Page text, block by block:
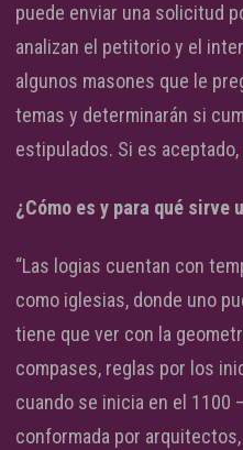
puede enviar una solicitud
analizan el petitorio y el
algunos masones que le
temas y determinarán si
estipulados. Si es
¿Cómo es y para qué sirve
“Las logias cuentan con
como iglesias, donde uno
tiene que ver con la
compases, reglas por los
cuando se inicia en el 1100
conformada por